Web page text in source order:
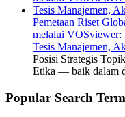
Pemetaan Riset
melalui VOSviewer:
Tesis Manajemen,
Posisi Strategis
Etika — baik dalam
Popular Search